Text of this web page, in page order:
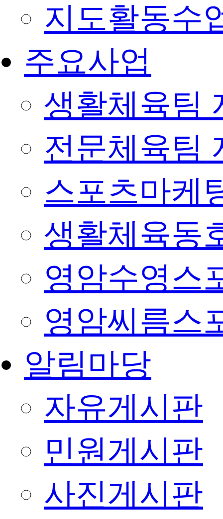
지도활동수
주요사업
생활체육팀
전문체육팀
스포츠마케
생활체육동
영암수영스
영암씨름스
알림마당
자유게시판
민원게시판
사진게시판